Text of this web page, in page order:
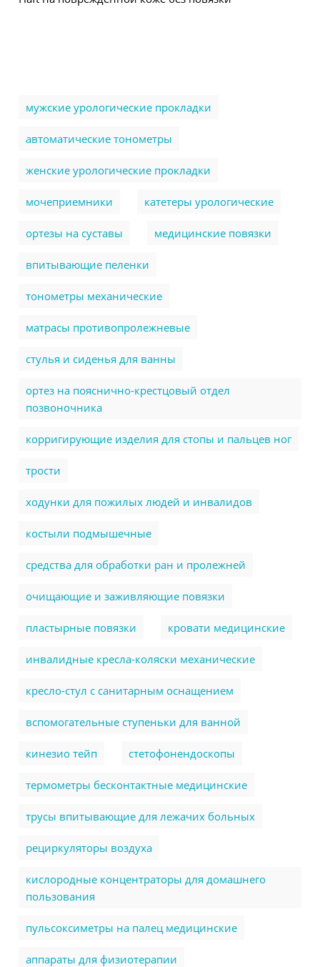
мужские урологические прокладки
автоматические тонометры
женские урологические прокладки
мочеприемники катетеры урологические
ортезы на суставы медицинские повязки
впитывающие пеленки
тонометры механические
матрасы противопролежневые
стулья и сиденья для ванны
ортез на пояснично-крестцовый отдел
позвоночника
корригирующие изделия для стопы и пальцев ног
трости
ходунки для пожилых людей и инвалидов
костыли подмышечные
cредства для обработки ран и пролежней
очищающие и заживляющие повязки
пластырные повязки кровати медицинские
инвалидные кресла-коляски механические
кресло-стул с санитарным оснащением
вспомогательные ступеньки для ванной
кинезио тейп стетофонендоскопы
термометры бесконтактные медицинские
трусы впитывающие для лежачих больных
рециркуляторы воздуха
кислородные концентраторы для домашнего
пользования
пульсоксиметры на палец медицинские
аппараты для физиотерапии